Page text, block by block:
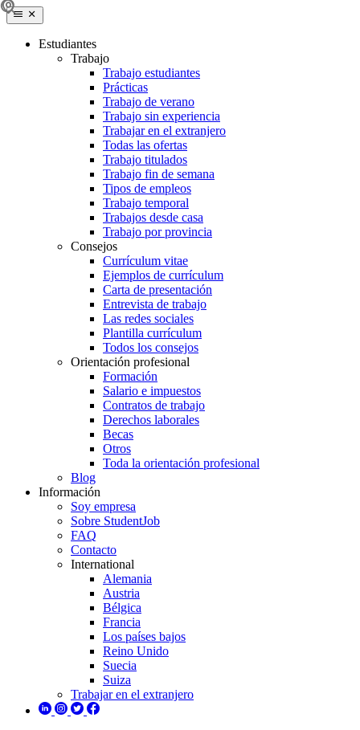
Estudiantes
Trabajo
Trabajo estudiantes
Prácticas
Trabajo de verano
Trabajo sin experiencia
Trabajar en el extranjero
Todas las ofertas
Trabajo titulados
Trabajo fin de semana
Tipos de empleos
Trabajo temporal
Trabajos desde casa
Trabajo por provincia
Consejos
Currículum vitae
Ejemplos de currículum
Carta de presentación
Entrevista de trabajo
Las redes sociales
Plantilla currículum
Todos los consejos
Orientación profesional
Formación
Salario e impuestos
Contratos de trabajo
Derechos laborales
Becas
Otros
Toda la orientación profesional
Blog
Información
Soy empresa
Sobre StudentJob
FAQ
Contacto
International
Alemania
Austria
Bélgica
Francia
Los países bajos
Reino Unido
Suecia
Suiza
Trabajar en el extranjero